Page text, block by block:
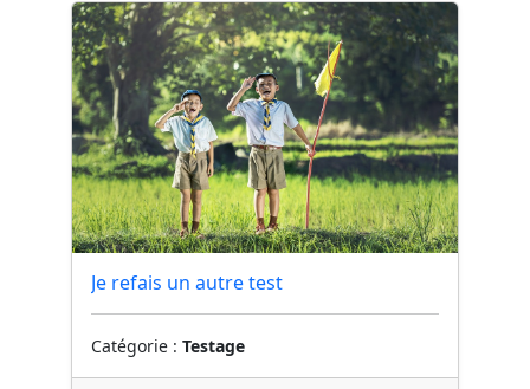
Je refais un autre test
Catégorie : Testage